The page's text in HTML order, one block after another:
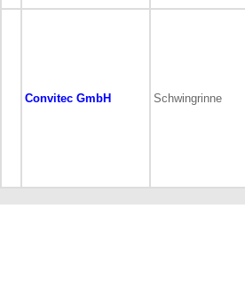
Convitec GmbH Schwingrinne